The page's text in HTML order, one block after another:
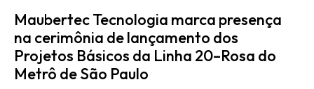
Maubertec Tecnologia marca presença
na cerimônia de lançamento dos
Projetos Básicos da Linha 20–Rosa do
Metrô de São Paulo